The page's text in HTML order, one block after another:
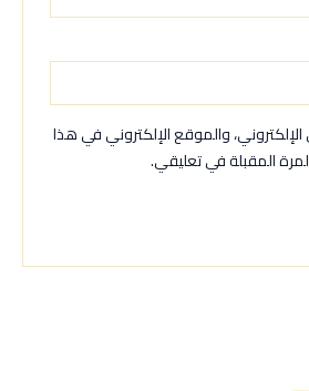
والموقع الإلكتروني في هذا
المقبلة في تعليقي.